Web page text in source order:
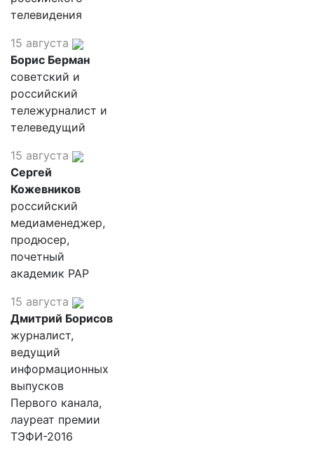
телевидения
15 августа
Борис Берман
советский и
российский
тележурналист и
телеведущий
15 августа
Сергей
Кожевников
российский
медиаменеджер,
продюсер,
почетный
академик РАР
15 августа
Дмитрий Борисов
журналист,
ведущий
информационных
выпусков
Первого канала,
лауреат премии
ТЭФИ-2016